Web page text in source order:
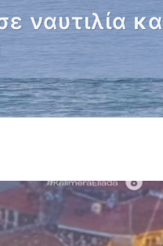
ναυτιλία